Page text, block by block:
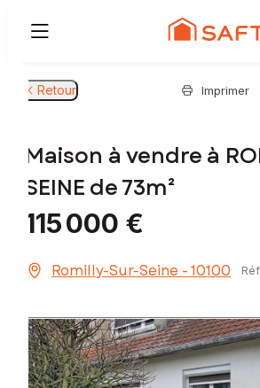
Retour Imprimer
Maison à vendre à
SEINE de 73m²
115 000 €
Romilly-Sur-Seine - 10100